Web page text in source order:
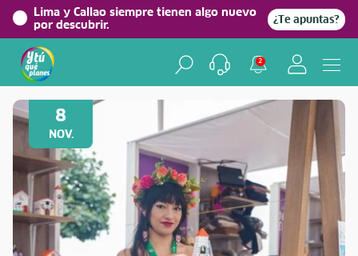
Lima y Callao siempre tienen algo nuevo
por descubrir.
¿Te apuntas?
2
Volver a Festividades
8
NOV.